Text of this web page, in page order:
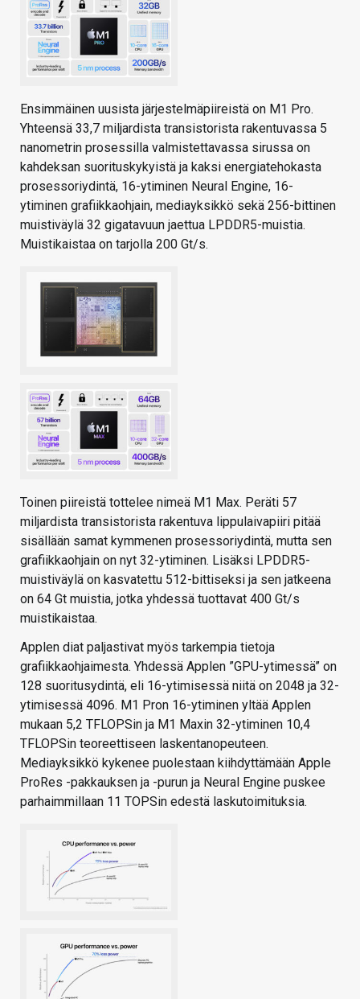
Ensimmäinen uusista järjestelmäpiireistä on M1 Pro.
Yhteensä 33,7 miljardista transistorista rakentuvassa 5
nanometrin prosessilla valmistettavassa sirussa on
kahdeksan suorituskykyistä ja kaksi energiatehokasta
prosessoriydintä, 16-ytiminen Neural Engine, 16-
ytiminen grafiikkaohjain, mediayksikkö sekä 256-bittinen
muistiväylä 32 gigatavuun jaettua LPDDR5-muistia.
Muistikaistaa on tarjolla 200 Gt/s.
Toinen piireistä tottelee nimeä M1 Max. Peräti 57
miljardista transistorista rakentuva lippulaivapiiri pitää
sisällään samat kymmenen prosessoriydintä, mutta sen
grafiikkaohjain on nyt 32-ytiminen. Lisäksi LPDDR5-
muistiväylä on kasvatettu 512-bittiseksi ja sen jatkeena
on 64 Gt muistia, jotka yhdessä tuottavat 400 Gt/s
muistikaistaa.
Applen diat paljastivat myös tarkempia tietoja
grafiikkaohjaimesta. Yhdessä Applen ”GPU-ytimessä” on
128 suoritusydintä, eli 16-ytimisessä niitä on 2048 ja 32-
ytimisessä 4096. M1 Pron 16-ytiminen yltää Applen
mukaan 5,2 TFLOPSin ja M1 Maxin 32-ytiminen 10,4
TFLOPSin teoreettiseen laskentanopeuteen.
Mediayksikkö kykenee puolestaan kiihdyttämään Apple
ProRes -pakkauksen ja -purun ja Neural Engine puskee
parhaimmillaan 11 TOPSin edestä laskutoimituksia.